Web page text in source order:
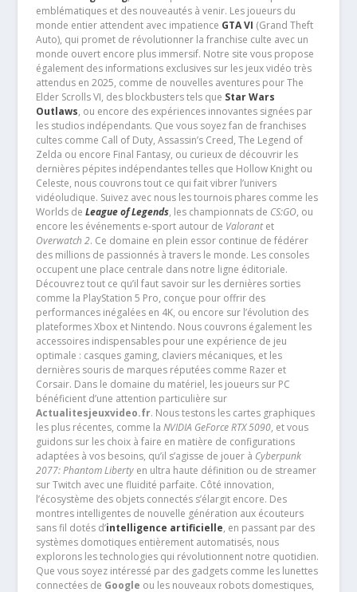
emblématiques et des nouveautés à venir. Les joueurs du
monde entier attendent avec impatience GTA VI (Grand Theft
Auto), qui promet de révolutionner la franchise culte avec un
monde ouvert encore plus immersif. Notre site vous propose
également des informations exclusives sur les jeux vidéo très
attendus en 2025, comme de nouvelles aventures pour The
Elder Scrolls VI, des blockbusters tels que Star Wars
Outlaws, ou encore des expériences innovantes signées par
les studios indépendants. Que vous soyez fan de franchises
cultes comme Call of Duty, Assassin’s Creed, The Legend of
Zelda ou encore Final Fantasy, ou curieux de découvrir les
dernières pépites indépendantes telles que Hollow Knight ou
Celeste, nous couvrons tout ce qui fait vibrer l’univers
vidéoludique. Suivez avec nous les tournois phares comme les
Worlds de League of Legends, les championnats de CS:GO, ou
encore les événements e-sport autour de Valorantet
Overwatch 2. Ce domaine en plein essor continue de fédérer
des millions de passionnés à travers le monde. Les consoles
occupent une place centrale dans notre ligne éditoriale.
Découvrez tout ce qu’il faut savoir sur les dernières sorties
comme la PlayStation 5 Pro, conçue pour offrir des
performances inégalées en 4K, ou encore sur l’évolution des
plateformes Xbox et Nintendo. Nous couvrons également les
accessoires indispensables pour une expérience de jeu
optimale : casques gaming, claviers mécaniques, et les
dernières souris de marques réputées comme Razer et
Corsair. Dans le domaine du matériel, les joueurs sur PC
bénéficient d’une attention particulière sur
Actualitesjeuxvideo.fr. Nous testons les cartes graphiques
les plus récentes, comme la NVIDIA GeForce RTX 5090, et vous
guidons sur les choix à faire en matière de configurations
adaptées à vos besoins, qu’il s’agisse de jouer à Cyberpunk
2077: Phantom Libertyen ultra haute définition ou de streamer
sur Twitch avec une fluidité parfaite. Côté innovation,
l’écosystème des objets connectés s’élargit encore. Des
montres intelligentes de nouvelle génération aux écouteurs
sans fil dotés d’intelligence artificielle, en passant par des
systèmes domotiques entièrement automatisés, nous
explorons les technologies qui révolutionnent notre quotidien.
Que vous soyez intéressé par des gadgets comme les lunettes
connectées de Google ou les nouveaux robots domestiques,